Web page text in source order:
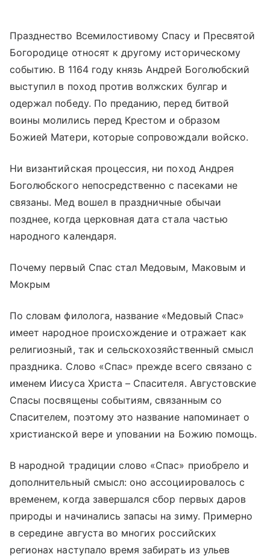
Празднество Всемилостивому Спасу и Пресвятой
Богородице относят к другому историческому
событию. В 1164 году князь Андрей Боголюбский
выступил в поход против волжских булгар и
одержал победу. По преданию, перед битвой
воины молились перед Крестом и образом
Божией Матери, которые сопровождали войско.
Ни византийская процессия, ни поход Андрея
Боголюбского непосредственно с пасеками не
связаны. Мед вошел в праздничные обычаи
позднее, когда церковная дата стала частью
народного календаря.
Почему первый Спас стал Медовым, Маковым и
Мокрым
По словам филолога, название «Медовый Спас»
имеет народное происхождение и отражает как
религиозный, так и сельскохозяйственный смысл
праздника. Слово «Спас» прежде всего связано с
именем Иисуса Христа – Спасителя. Августовские
Спасы посвящены событиям, связанным со
Спасителем, поэтому это название напоминает о
христианской вере и уповании на Божию помощь.
В народной традиции слово «Спас» приобрело и
дополнительный смысл: оно ассоциировалось с
временем, когда завершался сбор первых даров
природы и начинались запасы на зиму. Примерно
в середине августа во многих российских
регионах наступало время забирать из ульев